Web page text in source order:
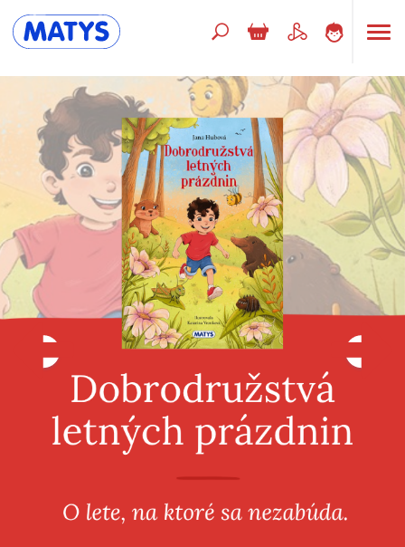
Beletria pre deti
Doplnkový sortiment
Jazyky
Poézia
Populárno - náučné pre deti
Predškoláci
Výchova a pedagogika
Všetky kategórie